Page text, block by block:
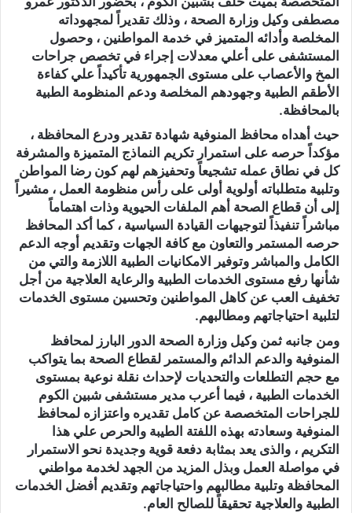
مصطفى وكيل وزارة الصحة ، وذلك تقديراً لمجهوداته
المخلصة وأدائه المتميز في خدمة المواطنين ، وحصول
المستشفى على أعلي معدلات إجراء في تخصص جراحات
المخ والأعصاب على مستوى الجمهورية تأكيداً علي كفاءة
الأطقم الطبية وجهودهم المخلصة ودعم المنظومة الطبية
بالمحافظة.
حيث أهداه محافظ المنوفية شهادة تقدير ودرع المحافظة ،
مؤكداً حرصه على استمرار تكريم النماذج المتميزة والمشرفة
كل في نطاق عمله تشجيعاً وتحفيزهم لهم كون رضا المواطن
وتلبية متطلباته أولوية أولى على رأس منظومة العمل ، مشيراً
إلى أن قطاع الصحة أهم الملفات الحيوية وذات اهتماماً
مباشراً تنفيذاً لتوجيهات القيادة السياسية ، كما أكد المحافظ
حرصه المستمر والتعاون مع كافة الجهات وتقديم أوجه الدعم
الكامل والمباشر وتوفير الامكانيات الطبية اللازمة والتي من
شأنها رفع مستوى الخدمات الطبية والرعاية العلاجية من أجل
تخفيف العب عن كاهل المواطنين وتحسين مستوى الخدمات
لتلبية احتياجاتهم ومطالبهم.
ومن جانبه ثمن وكيل وزارة الصحة الدور البارز لمحافظ
المنوفية والدعم الدائم والمستمر لقطاع الصحة بما يتواكب
مع حجم التطلعات والتحديات لإحداث نقلة نوعية بمستوى
الخدمات الطبية ، فيما أعرب مدير مستشفى شبين الكوم
للجراحات المتخصصة عن كامل تقديره واعتزازه لمحافظ
المنوفية وسعادته بهذه اللفتة الطيبة والحرص علي هذا
التكريم ، والذى يعد بمثابة دفعة قوية وجديدة نحو الاستمرار
في مواصلة العمل وبذل المزيد من الجهد لخدمة مواطني
المحافظة وتلبية مطالبهم واحتياجاتهم وتقديم أفضل الخدمات
الطبية والعلاجية تحقيقاً للصالح العام.